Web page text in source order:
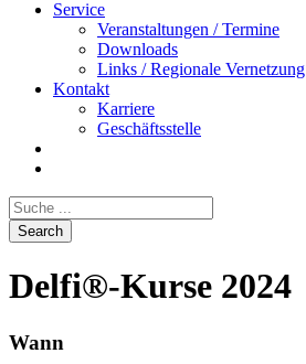
Service
Veranstaltungen / Termine
Downloads
Links / Regionale Vernetzung
Kontakt
Karriere
Geschäftsstelle
Delfi®-Kurse 2024
Wann